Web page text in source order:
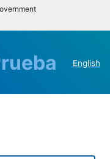
English